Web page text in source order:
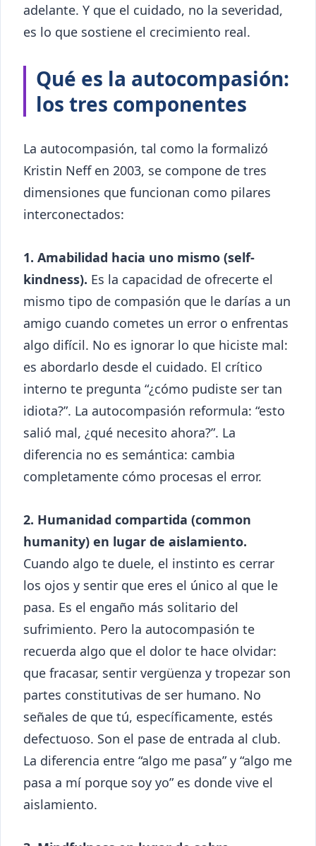
adelante. Y que el cuidado, no la severidad,
es lo que sostiene el crecimiento real.
Qué es la autocompasión:
los tres componentes
La autocompasión, tal como la formalizó
Kristin Neff en 2003, se compone de tres
dimensiones que funcionan como pilares
interconectados:
1. Amabilidad hacia uno mismo (self-
kindness). Es la capacidad de ofrecerte el
mismo tipo de compasión que le darías a un
amigo cuando cometes un error o enfrentas
algo difícil. No es ignorar lo que hiciste mal:
es abordarlo desde el cuidado. El crítico
interno te pregunta “¿cómo pudiste ser tan
idiota?”. La autocompasión reformula: “esto
salió mal, ¿qué necesito ahora?”. La
diferencia no es semántica: cambia
completamente cómo procesas el error.
2. Humanidad compartida (common
humanity) en lugar de aislamiento.
Cuando algo te duele, el instinto es cerrar
los ojos y sentir que eres el único al que le
pasa. Es el engaño más solitario del
sufrimiento. Pero la autocompasión te
recuerda algo que el dolor te hace olvidar:
que fracasar, sentir vergüenza y tropezar son
partes constitutivas de ser humano. No
señales de que tú, específicamente, estés
defectuoso. Son el pase de entrada al club.
La diferencia entre “algo me pasa” y “algo me
pasa a mí porque soy yo” es donde vive el
aislamiento.